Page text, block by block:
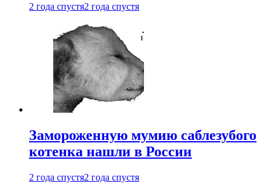
2 года спустя2 года спустя
Замороженную мумию саблезубого
котенка нашли в России
2 года спустя2 года спустя